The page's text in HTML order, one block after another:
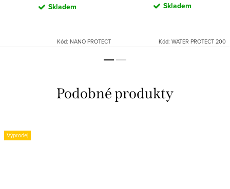
Skladem
Kód: NANO PROTECT
Skladem
Kód: WATER PROTECT 200
Výprodej